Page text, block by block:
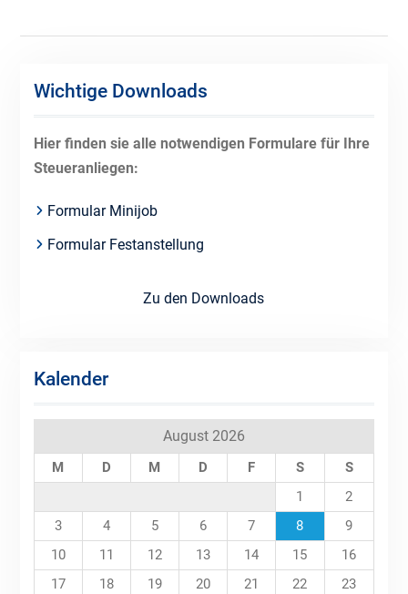
Wichtige Downloads
Hier finden sie alle notwendigen Formulare für Ihre
Steueranliegen:
Formular Minijob
Formular Festanstellung
Zu den Downloads
Kalender
August 2026
M D M D F S
S
1
2
3
4 5 6 7 8
9
10
11 12 13 14 15
16
17
18 19 20 21 22
23